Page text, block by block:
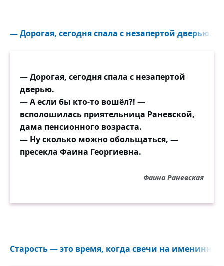
— Дорогая, сегодня спала с незапертой дверью.
— Дорогая, сегодня спала с незапертой
дверью.
— А если бы кто-то вошёл?! —
всполошилась приятельница Раневской,
дама пенсионного возраста.
— Ну сколько можно обольщаться, —
пресекла Фаина Георгиевна.
Фаина Раневская
Старость — это время, когда свечи на